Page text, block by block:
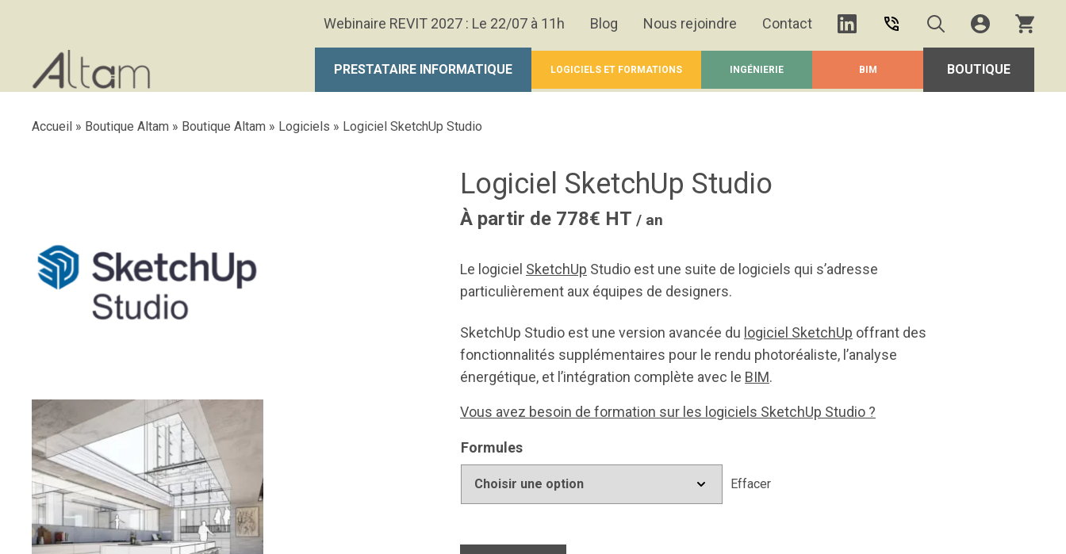
Webinaire REVIT 2027 : Le 22/07 à 11h Blog Nous rejoindre Contact
PRESTATAIRE INFORMATIQUE LOGICIELS ET FORMATIONS INGÉNIERIE BIM BOUTIQUE
Accueil » Boutique Altam » Boutique Altam » Logiciels » Logiciel SketchUp Studio
Logiciel SketchUp Studio
À partir de 778€ HT / an
Le logiciel SketchUp Studio est une suite de logiciels qui s’adresse
particulièrement aux équipes de designers.
SketchUp Studio est une version avancée du logiciel SketchUp offrant des
fonctionnalités supplémentaires pour le rendu photoréaliste, l’analyse
énergétique, et l’intégration complète avec le BIM.
Vous avez besoin de formation sur les logiciels SketchUp Studio ?
Formules
Effacer